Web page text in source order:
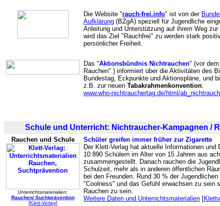
Die Website "rauch-frei.info" ist von der
Aufklärung (BZgA) speziell für Jugendliche
Anleitung und Unterstützung auf ihrem Weg
wird das Ziel "Rauchfrei" zu werden stark
persönlicher Freiheit.
Das "Aktionsbündnis Nichtrauchen" (vor
Rauchen" ) informiert über die Aktivitäten des
Bundestag, Eckpunkte und Aktionspläne, und
z.B. zur neuen Tabakrahmenkonvention:
www.who-nichtrauchertag.de/html/
Schule und Unterricht: Nichtraucher-Kampagnen /
Rauchen und Schule
Unterrichtsmaterialien:
Rauchen/ Suchtprävention
[Klett-Verlag]
Schüler greifen immer früher zur Zigarette
Der Klett-Verlag hat aktuelle Informationen
10.890 Schülern im Alter von 15 Jahren aus
zusammengestellt. Danach rauchen die
Schulzeit, mehr als in anderen öffentlichen
bei den Freunden. Rund 30 % der
"Coolness" und das Gefühl erwachsen zu sein
Rauchen zu sein.
Weitere Daten und Unterrichtsmaterialien [